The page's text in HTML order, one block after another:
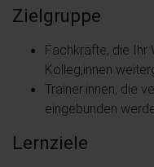
Zielgruppe
Fachkräfte, die Ihr
Kolleg;innen
Trainer:innen, die
eingebunden
Lernziele